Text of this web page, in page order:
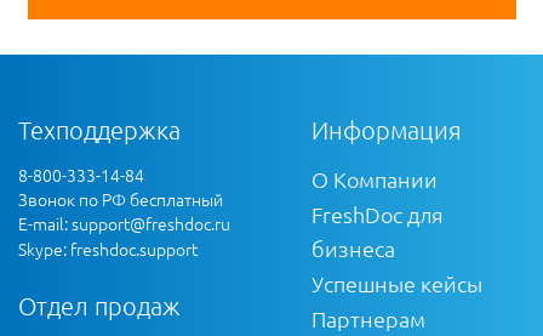
Техподдержка
8-800-333-14-84
Звонок по РФ бесплатный
E-mail:support@freshdoc.ru
Skype: freshdoc.support
Отдел продаж
Информация
О Компании
FreshDoc для
бизнеса
Успешные кейсы
Партнерам